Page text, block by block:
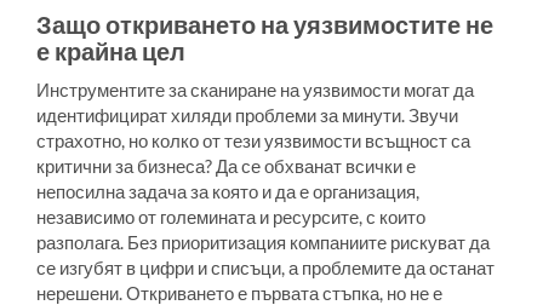
Защо откриването на уязвимостите не
е крайна цел
Инструментите за сканиране на уязвимости могат да
идентифицират хиляди проблеми за минути. Звучи
страхотно, но колко от тези уязвимости всъщност са
критични за бизнеса? Да се обхванат всички е
непосилна задача за която и да е организация,
независимо от големината и ресурсите, с които
разполага. Без приоритизация компаниите рискуват да
се изгубят в цифри и списъци, а проблемите да останат
нерешени. Откриването е първата стъпка, но не е